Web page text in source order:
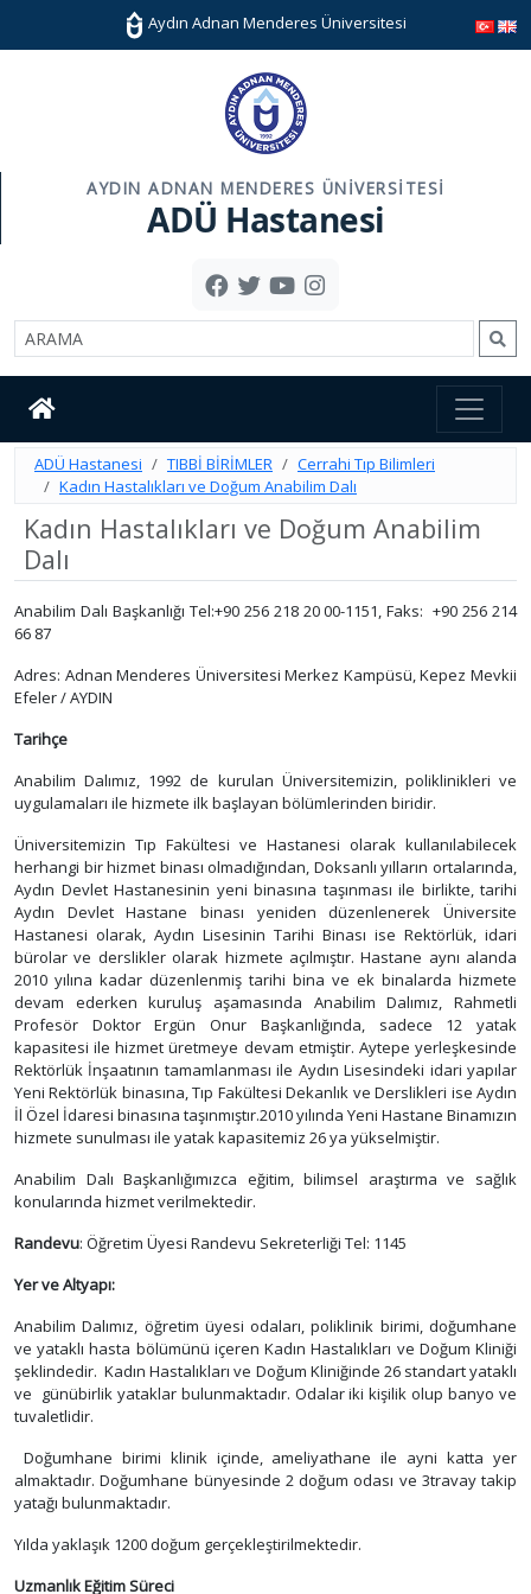
Aydın Adnan Menderes Üniversitesi
AYDIN ADNAN MENDERES ÜNIVERSITESI
ADÜ Hastanesi
ADÜ Hastanesi TIBBİ BİRİMLER
Cerrahi Tıp Bilimleri
Kadın Hastalıkları ve Doğum Anabilim Dalı
Kadın Hastalıkları ve Doğum Anabilim
Dalı
Anabilim Dalı Başkanlığı Tel:+90 256 218 20 00-1151, Faks: +90 256 214
66 87
Adres: Adnan Menderes Üniversitesi Merkez Kampüsü, Kepez Mevkii
Efeler / AYDIN
Tarihçe
Anabilim Dalımız, 1992 de kurulan Üniversitemizin, poliklinikleri ve
uygulamaları ile hizmete ilk başlayan bölümlerinden biridir.
Üniversitemizin Tıp Fakültesi ve Hastanesi olarak kullanılabilecek
herhangi bir hizmet binası olmadığından, Doksanlı yılların ortalarında,
Aydın Devlet Hastanesinin yeni binasına taşınması ile birlikte, tarihi
Aydın Devlet Hastane binası yeniden düzenlenerek Üniversite
Hastanesi olarak, Aydın Lisesinin Tarihi Binası ise Rektörlük, idari
bürolar ve derslikler olarak hizmete açılmıştır. Hastane aynı alanda
2010 yılına kadar düzenlenmiş tarihi bina ve ek binalarda hizmete
devam ederken kuruluş aşamasında Anabilim Dalımız, Rahmetli
Profesör Doktor Ergün Onur Başkanlığında, sadece 12 yatak
kapasitesi ile hizmet üretmeye devam etmiştir. Aytepe yerleşkesinde
Rektörlük İnşaatının tamamlanması ile Aydın Lisesindeki idari yapılar
Yeni Rektörlük binasına, Tıp Fakültesi Dekanlık ve Derslikleri ise Aydın
İl Özel İdaresi binasına taşınmıştır.2010 yılında Yeni Hastane Binamızın
hizmete sunulması ile yatak kapasitemiz 26 ya yükselmiştir.
Anabilim Dalı Başkanlığımızca eğitim, bilimsel araştırma ve sağlık
konularında hizmet verilmektedir.
Randevu: Öğretim Üyesi Randevu Sekreterliği Tel: 1145
Yer ve Altyapı:
Anabilim Dalımız, öğretim üyesi odaları, poliklinik birimi, doğumhane
ve yataklı hasta bölümünü içeren Kadın Hastalıkları ve Doğum Kliniği
şeklindedir. Kadın Hastalıkları ve Doğum Kliniğinde 26 standart yataklı
ve günübirlik yataklar bulunmaktadır. Odalar iki kişilik olup banyo ve
tuvaletlidir.
Doğumhane birimi klinik içinde, ameliyathane ile ayni katta yer
almaktadır. Doğumhane bünyesinde 2 doğum odası ve 3travay takip
yatağı bulunmaktadır.
Yılda yaklaşık 1200 doğum gerçekleştirilmektedir.
Uzmanlık Eğitim Süreci